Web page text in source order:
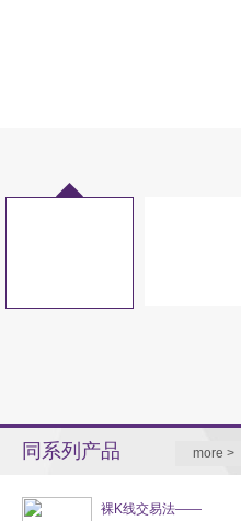
同系列产品 more >
裸K线交易法——